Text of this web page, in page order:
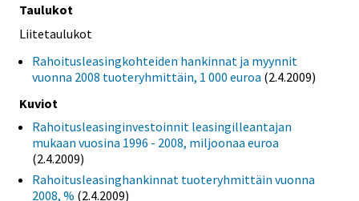
Taulukot
Liitetaulukot
Rahoitusleasingkohteiden hankinnat ja myynnit
vuonna 2008 tuoteryhmittäin, 1 000 euroa (2.4.2009)
Kuviot
Rahoitusleasinginvestoinnit leasingilleantajan
mukaan vuosina 1996 - 2008, miljoonaa euroa
(2.4.2009)
Rahoitusleasinghankinnat tuoteryhmittäin vuonna
2008, % (2.4.2009)